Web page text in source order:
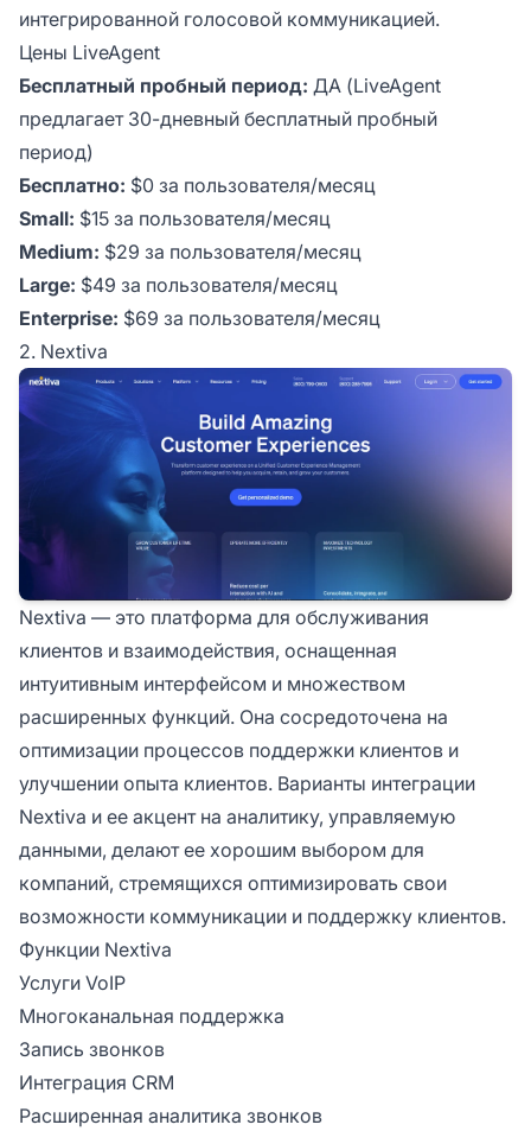
интегрированной голосовой коммуникацией.
Цены LiveAgent
Бесплатный пробный период: ДА (LiveAgent
предлагает 30-дневный бесплатный пробный
период)
Бесплатно: $0 за пользователя/месяц
Small: $15 за пользователя/месяц
Medium: $29 за пользователя/месяц
Large: $49 за пользователя/месяц
Enterprise: $69 за пользователя/месяц
2. Nextiva
Nextiva — это платформа для обслуживания
клиентов и взаимодействия, оснащенная
интуитивным интерфейсом и множеством
расширенных функций. Она сосредоточена на
оптимизации процессов поддержки клиентов и
улучшении опыта клиентов. Варианты интеграции
Nextiva и ее акцент на аналитику, управляемую
данными, делают ее хорошим выбором для
компаний, стремящихся оптимизировать свои
возможности коммуникации и поддержку клиентов.
Функции Nextiva
Услуги VoIP
Многоканальная поддержка
Запись звонков
Интеграция CRM
Расширенная аналитика звонков